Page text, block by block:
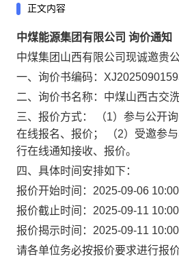
正文内容
中煤能源集团有限公司 询价通知
中煤集团山西有限公司现诚邀贵
一、询价书编码：
二、询价书名称：中煤山西古交
三、报价方式： （1）参与公开
在线报名、报价； （2）受邀参
行在线通知接收、报价。
四、具体时间安排如下：
报价开始时间：2025-09-06
报价截止时间：2025-09-11
报价揭示时间：2025-09-11
请各单位务必按报价要求进行报价